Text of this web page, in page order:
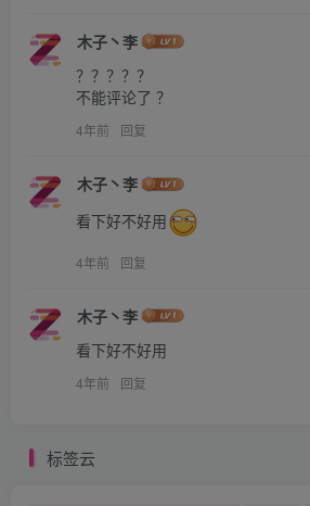
木子丶李
？？？？？
不能评论了 ？
4年前 回复
木子丶李
看下好不好用
4年前 回复
木子丶李
看下好不好用
4年前 回复
标签云